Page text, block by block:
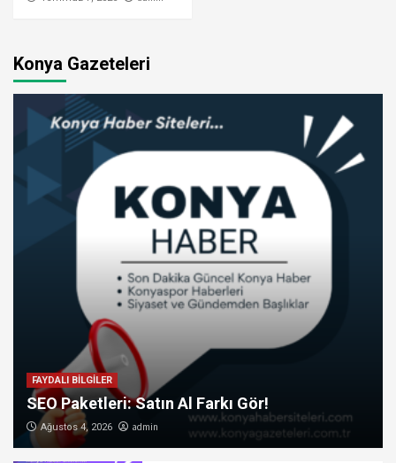
Konya Gazeteleri
FAYDALI BİLGİLER
SEO Paketleri: Satın Al Farkı Gör!
Ağustos 4, 2026 admin